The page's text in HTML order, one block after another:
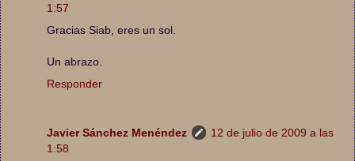
1:57
Gracias Siab, eres un sol.
Un abrazo.
Responder
Javier Sánchez Menéndez
12 de julio de 2009 a las
1:58